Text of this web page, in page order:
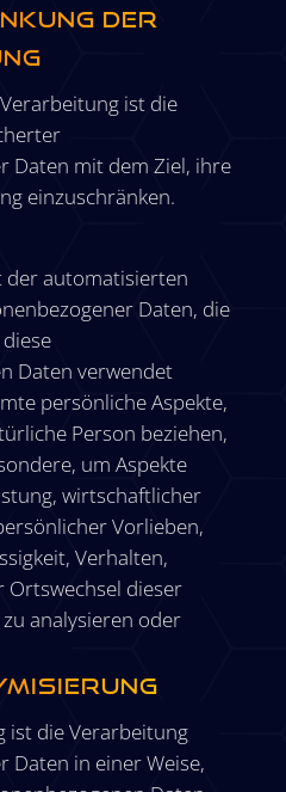
der
ist die
Daten mit dem Ziel, ihre
einzuschränken.
der automatisierten
Daten, die
Daten verwendet
persönliche Aspekte,
Person beziehen,
um Aspekte
wirtschaftlicher
Vorlieben,
Verhalten,
dieser
analysieren oder
ist die Verarbeitung
Daten in einer Weise,